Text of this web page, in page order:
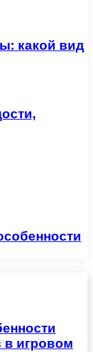
какой вид
в игровом